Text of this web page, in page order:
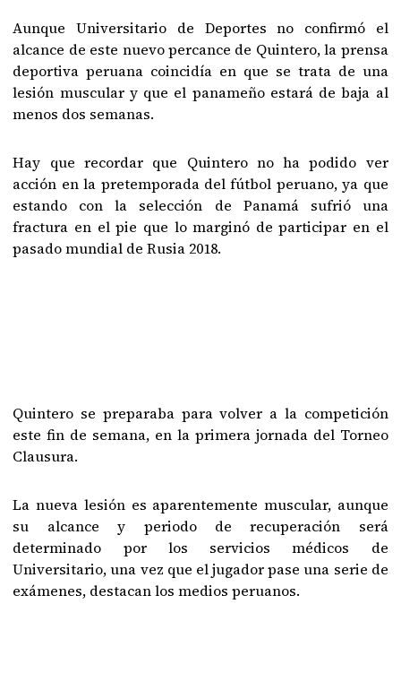
Aunque Universitario de Deportes no confirmó el
alcance de este nuevo percance de Quintero, la prensa
deportiva peruana coincidía en que se trata de una
lesión muscular y que el panameño estará de baja al
menos dos semanas.
Hay que recordar que Quintero no ha podido ver
acción en la pretemporada del fútbol peruano, ya que
estando con la selección de Panamá sufrió una
fractura en el pie que lo marginó de participar en el
pasado mundial de Rusia 2018.
Quintero se preparaba para volver a la competición
este fin de semana, en la primera jornada del Torneo
Clausura.
La nueva lesión es aparentemente muscular, aunque
su alcance y periodo de recuperación será
determinado por los servicios médicos de
Universitario, una vez que el jugador pase una serie de
exámenes, destacan los medios peruanos.